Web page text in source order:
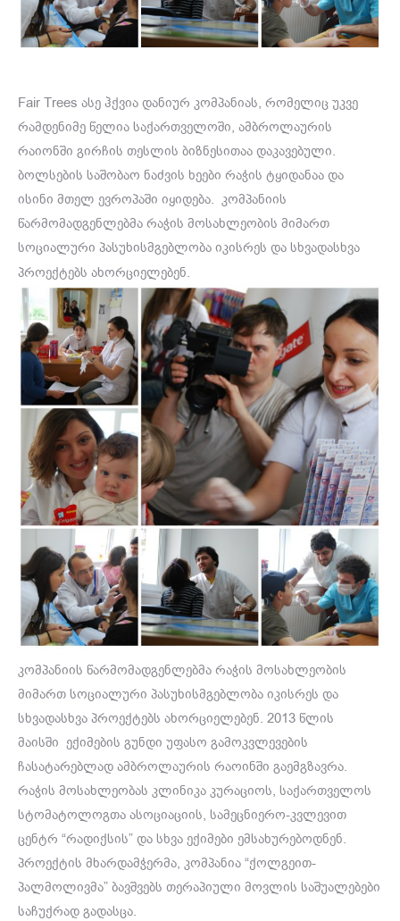
Fair Trees ასე ჰქვია დანიურ კომპანიას, რომელიც უკვე
რამდენიმე წელია საქართველოში, ამბროლაურის
რაიონში გირჩის თესლის ბიზნესითაა დაკავებული.
ბოლსების საშობაო ნაძვის ხეები რაჭის ტყიდანაა და
ისინი მთელ ევროპაში იყიდება. კომპანიის
წარმომადგენლებმა რაჭის მოსახლეობის მიმართ
სოციალური პასუხისმგებლობა იკისრეს და სხვადასხვა
პროექტებს ახორციელებენ.
კომპანიის წარმომადგენლებმა რაჭის მოსახლეობის
მიმართ სოციალური პასუხისმგებლობა იკისრეს და
სხვადასხვა პროექტებს ახორციელებენ. 2013 წლის
მაისში ექიმების გუნდი უფასო გამოკვლევების
ჩასატარებლად ამბროლაურის რაოინში გაემგზავრა.
რაჭის მოსახლეობას კლინიკა კურაციოს, საქართველოს
სტომატოლოგთა ასოციაციის, სამეცნიერო-კვლევით
ცენტრ “რადიქსის” და სხვა ექიმები ემსახურებოდნენ.
პროექტის მხარდამჭერმა, კომპანია “ქოლგეით-
პალმოლივმა” ბავშვებს თერაპიული მოვლის საშუალებები
საჩუქრად გადასცა.